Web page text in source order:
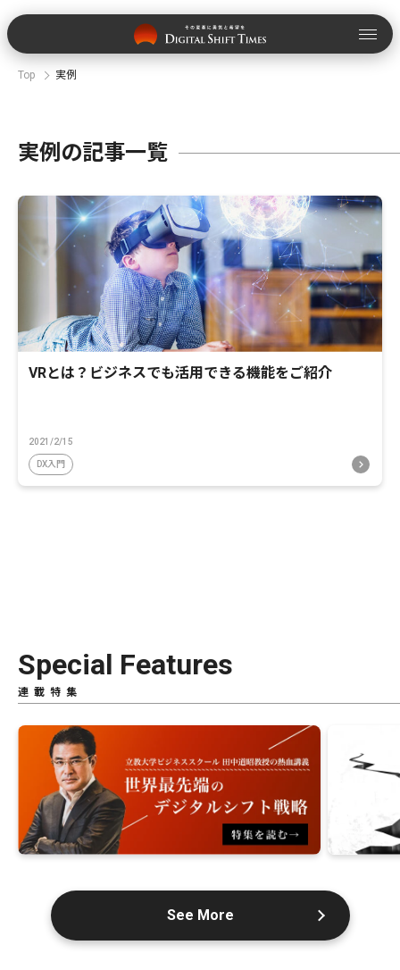
Top 実例
実例の記事一覧
VRとは？ビジネスでも活用できる機能をご紹介
2021/2/15
DX入門
Special Features
連載特集
See More